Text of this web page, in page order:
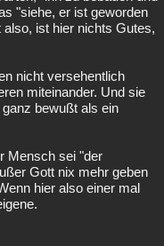
"siehe, er ist geworden
ist hier nichts Gutes,
nicht versehentlich
miteinander. Und sie
bewußt als ein
Mensch sei "der
Gott nix mehr geben
hier also einer mal